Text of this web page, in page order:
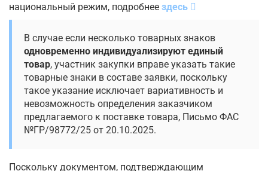
национальный режим, подробнее здесь
В случае если несколько товарных знаков
одновременно индивидуализируют единый
товар, участник закупки вправе указать такие
товарные знаки в составе заявки, поскольку
такое указание исключает вариативность и
невозможность определения заказчиком
предлагаемого к поставке товара, Письмо ФАС
№ГР/98772/25 от 20.10.2025.
Поскольку документом, подтверждающим